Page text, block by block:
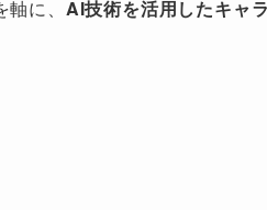
に、 AI技術を活用したキャ